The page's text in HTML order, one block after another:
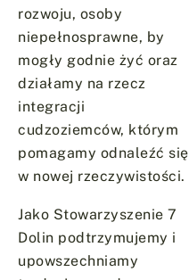
rozwoju, osoby
niepełnosprawne, by
mogły godnie żyć oraz
działamy na rzecz
integracji
cudzoziemców, którym
pomagamy odnaleźć się
w nowej rzeczywistości.
Jako Stowarzyszenie 7
Dolin podtrzymujemy i
upowszechniamy